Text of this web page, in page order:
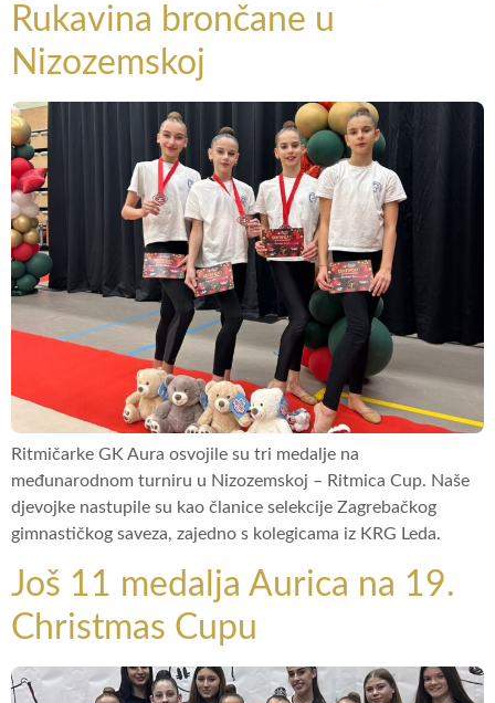
Rukavina brončane u
Nizozemskoj
Ritmičarke GK Aura osvojile su tri medalje na
međunarodnom turniru u Nizozemskoj – Ritmica Cup. Naše
djevojke nastupile su kao članice selekcije Zagrebačkog
gimnastičkog saveza, zajedno s kolegicama iz KRG Leda.
Još 11 medalja Aurica na 19.
Christmas Cupu